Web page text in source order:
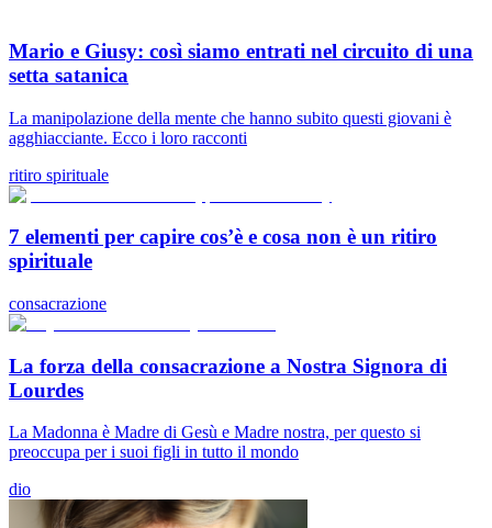
Mario e Giusy: così siamo entrati nel circuito di una
setta satanica
La manipolazione della mente che hanno subito questi giovani è
agghiacciante. Ecco i loro racconti
ritiro spirituale
7 elementi per capire cos’è e cosa non è un ritiro
spirituale
consacrazione
La forza della consacrazione a Nostra Signora di
Lourdes
La Madonna è Madre di Gesù e Madre nostra, per questo si
preoccupa per i suoi figli in tutto il mondo
dio